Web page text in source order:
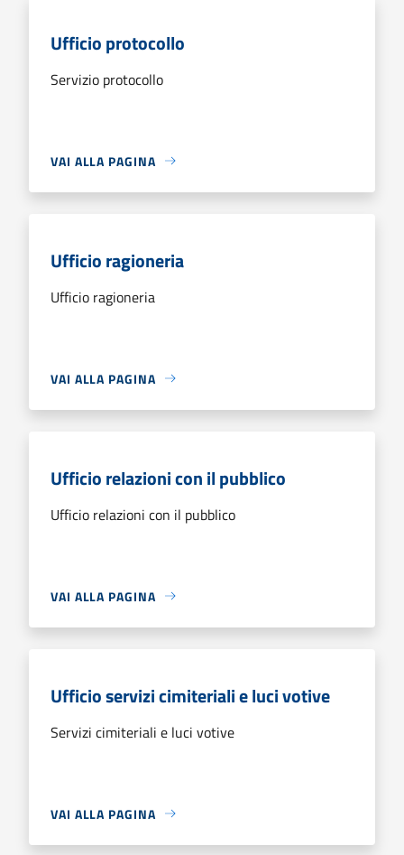
Ufficio protocollo
Servizio protocollo
VAI ALLA PAGINA
Ufficio ragioneria
Ufficio ragioneria
VAI ALLA PAGINA
Ufficio relazioni con il pubblico
Ufficio relazioni con il pubblico
VAI ALLA PAGINA
Ufficio servizi cimiteriali e luci votive
Servizi cimiteriali e luci votive
VAI ALLA PAGINA